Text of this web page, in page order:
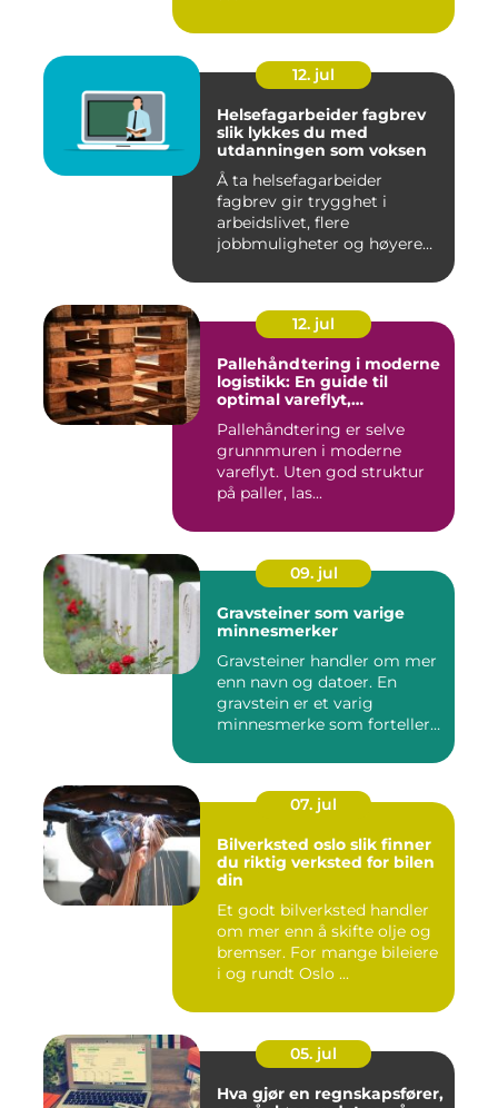
12. jul
Helsefagarbeider fagbrev
slik lykkes du med
utdanningen som voksen
Å ta helsefagarbeider
fagbrev gir trygghet i
arbeidslivet, flere
jobbmuligheter og høyere
12. jul
Pallehåndtering i moderne
logistikk: En guide til
optimal vareflyt,
terminaleffektivitet
Pallehåndtering er selve
grunnmuren i moderne
vareflyt. Uten god struktur
på paller, las...
09. jul
Gravsteiner som varige
minnesmerker
Gravsteiner handler om mer
enn navn og datoer. En
gravstein er et varig
minnesmerke som forteller
07. jul
Bilverksted oslo slik finner
du riktig verksted for bilen
din
Et godt bilverksted handler
om mer enn å skifte olje og
bremser. For mange bileiere
i og rundt Oslo ...
05. jul
Hva gjør en regnskapsfører,